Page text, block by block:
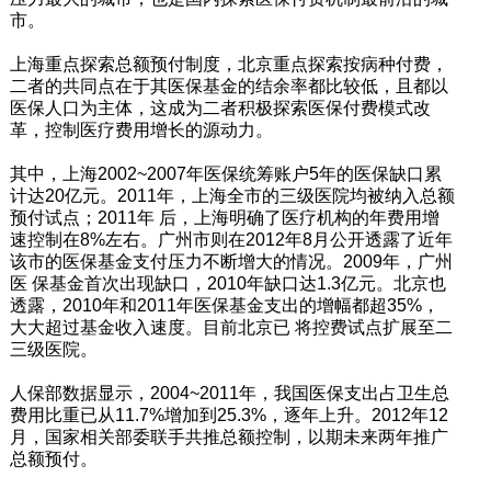
市。
上海重点探索总额预付制度，北京重点探索按病种付费，
二者的共同点在于其医保基金的结余率都比较低，且都以
医保人口为主体，这成为二者积极探索医保付费模式改
革，控制医疗费用增长的源动力。
其中，上海2002~2007年医保统筹账户5年的医保缺口累
计达20亿元。2011年，上海全市的三级医院均被纳入总额
预付试点；2011年 后，上海明确了医疗机构的年费用增
速控制在8%左右。广州市则在2012年8月公开透露了近年
该市的医保基金支付压力不断增大的情况。2009年，广州
医 保基金首次出现缺口，2010年缺口达1.3亿元。北京也
透露，2010年和2011年医保基金支出的增幅都超35%，
大大超过基金收入速度。目前北京已 将控费试点扩展至二
三级医院。
人保部数据显示，2004~2011年，我国医保支出占卫生总
费用比重已从11.7%增加到25.3%，逐年上升。2012年12
月，国家相关部委联手共推总额控制，以期未来两年推广
总额预付。